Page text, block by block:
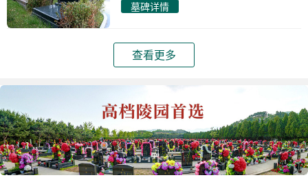
墓碑详情
查看更多